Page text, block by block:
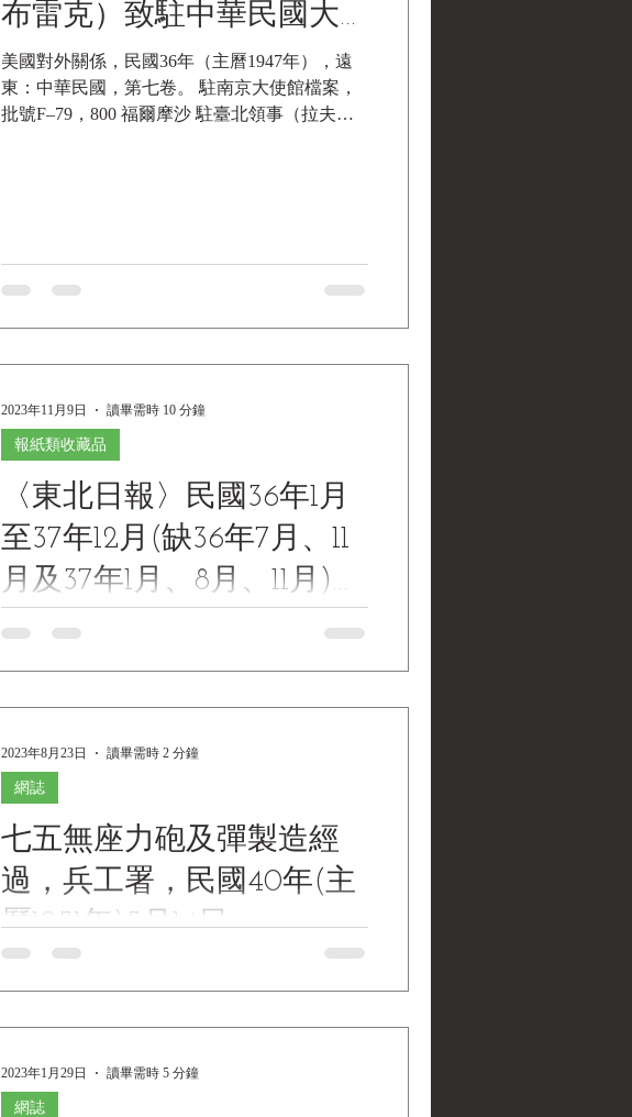
布雷克）致駐中華民國大
使（司徒雷登）輿情報告
美國對外關係，民國36年（主曆1947年），遠
東：中華民國，第七卷。 駐南京大使館檔案，
批號F–79，800 福爾摩沙 駐臺北領事（拉夫布
〈東北日報〉民國36年1月
至37年12月(缺36年7月、11
月及37年1月、8月、11月)，
中共中央東北局發行
〈DUNGBEI RHBAO〉newspaper, first published
Committee 〈 東北日報 〉中華民國34年11月1日
月、11月及37年1月、8月、11月)， 中共中央東
北局 《Black Water Museum Collections | 黑水博
first published on November 1, 1945. January 1947
to December 1948, Northeast Bureau of the CPC
Central Committee 〈東北日報〉中華民國34年11
月1日創刊，中華民國36年1月至37年12月(缺36
報紙類收藏品
2023年11月9日 讀畢需時 10 分鐘
七五無座力砲及彈製造經
過，兵工署，民國40年(主
曆1951年)5月14日
年(主曆1951年)5月14日，國史館典藏號：002-
L.G.40式及10.5公分L.G.40式二種配屬於空降部
隊第一...
網誌
2023年8月23日 讀畢需時 2 分鐘
網誌
2023年1月29日 讀畢需時 5 分鐘